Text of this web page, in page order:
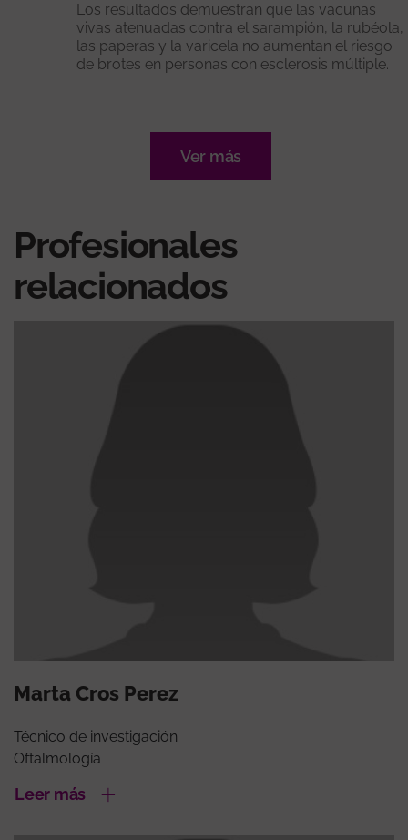
Los resultados demuestran que las vacunas
vivas atenuadas contra el sarampión, la rubéola,
las paperas y la varicela no aumentan el riesgo
de brotes en personas con esclerosis múltiple.
Ver más
Profesionales
relacionados
Marta Cros Perez
Técnico de investigación
Oftalmología
Leer más